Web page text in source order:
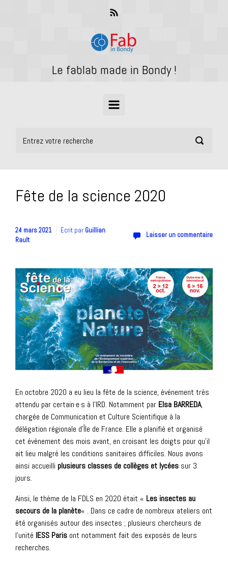
Le fablab made in Bondy !
Fête de la science 2020
24 mars 2021 Ecrit par Guillian
Rault
Laisser un commentaire
En octobre 2020 a eu lieu la fête de la science, événement très
attendu par certain·e·s à l’IRD. Notamment par Elsa BARREDA,
chargée de Communication et Culture Scientifique à la
délégation régionale d’Île de France. Elle a planifié et organisé
cet évènement des mois avant, en croisant les doigts pour qu’il
ait lieu malgré les conditions sanitaires difficiles. Nous avons
ainsi accueilli plusieurs classes de collèges et lycées sur 3
jours.
Ainsi, le thème de la FDLS en 2020 était « Les insectes au
secours de la planète« . Dans ce cadre de nombreux ateliers ont
été organisés autour des insectes ; plusieurs chercheurs de
l’unité IESS Paris ont notamment fait des exposés de leurs
recherches.